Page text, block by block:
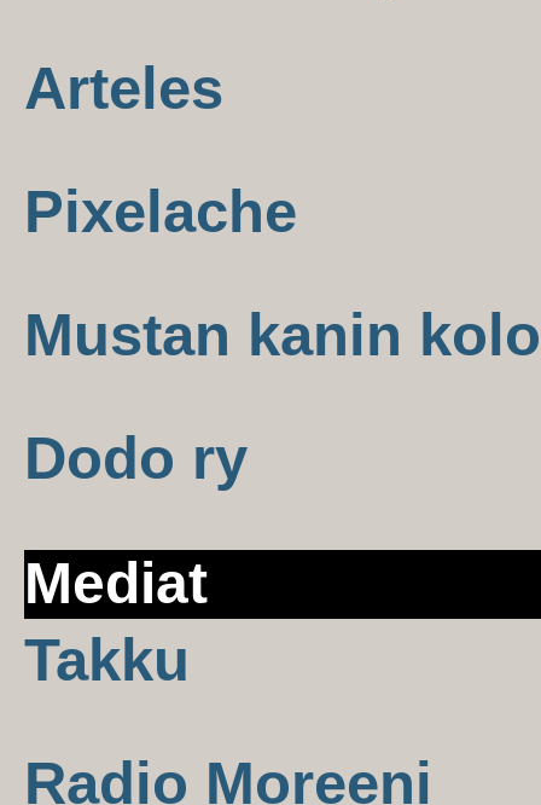
Arteles
Pixelache
Mustan kanin kolo
Dodo ry
Mediat
Takku
Radio Moreeni